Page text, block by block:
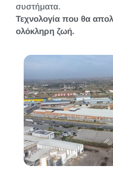
συστήματα.
Τεχνολογία που θα
ολόκληρη ζωή.